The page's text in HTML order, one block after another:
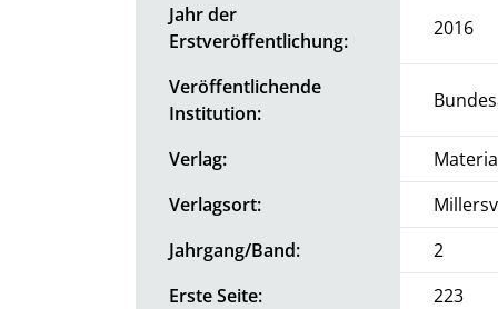
Jahr der
Erstveröffentlichung:
2016
Veröffentlichende
Institution:
Verlag:
Verlagsort:
Jahrgang/Band:
2
Erste Seite:
223